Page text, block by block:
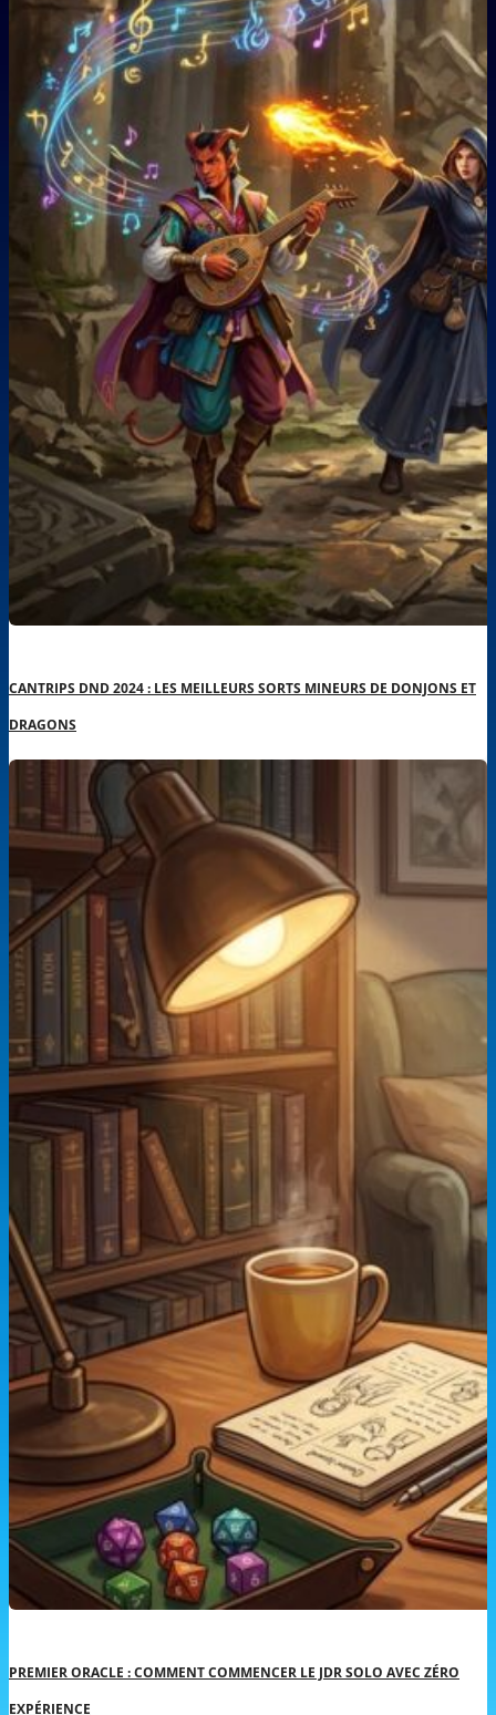
CANTRIPS DND 2024 : LES MEILLEURS SORTS MINEURS DE DONJONS ET
DRAGONS
PREMIER ORACLE : COMMENT COMMENCER LE JDR SOLO AVEC ZÉRO
EXPÉRIENCE